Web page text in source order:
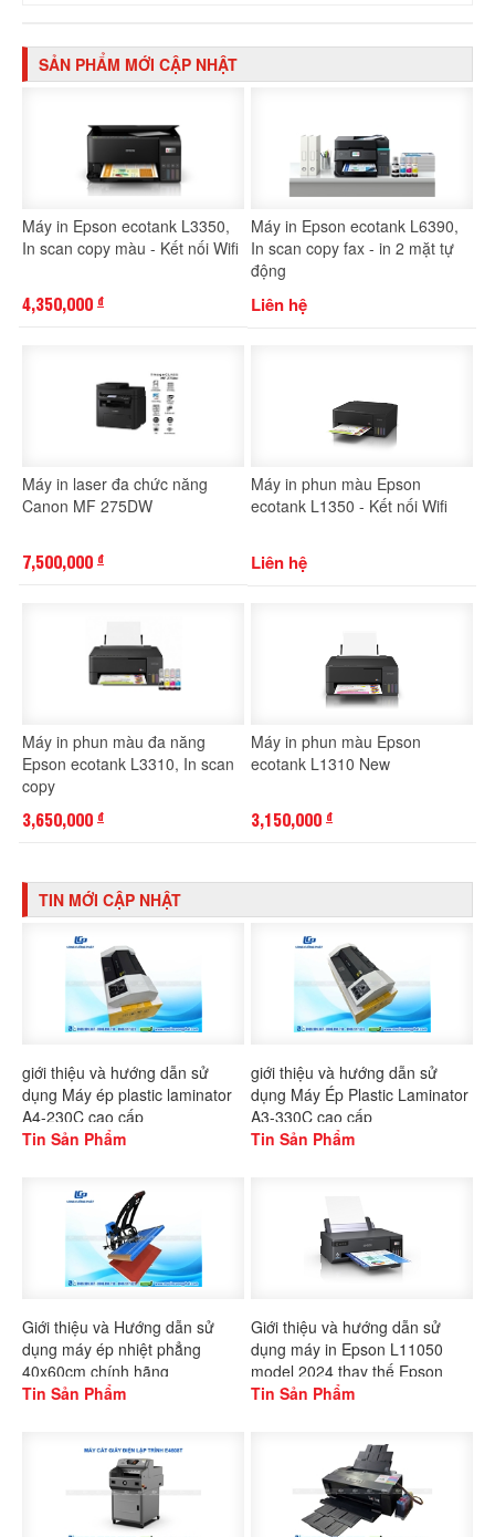
SẢN PHẨM MỚI CẬP NHẬT
Máy in Epson ecotank L3350,
In scan copy màu - Kết nối Wifi
4,350,000 đ
Máy in Epson ecotank L6390,
In scan copy fax - in 2 mặt tự
động
Liên hệ
Máy in laser đa chức năng
Canon MF 275DW
7,500,000 đ
Máy in phun màu Epson
ecotank L1350 - Kết nối Wifi
Liên hệ
Máy in phun màu đa năng
Epson ecotank L3310, In scan
copy
3,650,000 đ
Máy in phun màu Epson
ecotank L1310 New
3,150,000 đ
TIN MỚI CẬP NHẬT
giới thiệu và hướng dẫn sử
dụng Máy ép plastic laminator
A4-230C cao cấp
Tin Sản Phẩm
giới thiệu và hướng dẫn sử
dụng Máy Ép Plastic Laminator
A3-330C cao cấp
Tin Sản Phẩm
Giới thiệu và Hướng dẫn sử
dụng máy ép nhiệt phẳng
40x60cm chính hãng
Gaoshang
Tin Sản Phẩm
Giới thiệu và hướng dẫn sử
dụng máy in Epson L11050
model 2024 thay thế Epson
L1300
Tin Sản Phẩm